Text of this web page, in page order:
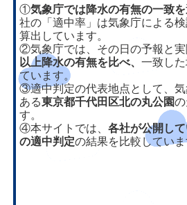
①気象庁では降水の有無の一致
社の「適中率」は気象庁による
算出しています。
②気象庁では、その日の予報と
以上降水の有無を比べ、一致し
ています。
③適中判定の代表地点として、
ある東京都千代田区北の丸公園
す。
④本サイトでは、各社が公開し
の適中判定の結果を比較していま